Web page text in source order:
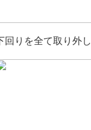
回りを全て取り外